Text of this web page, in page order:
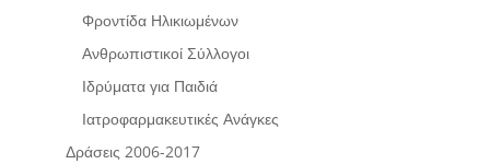
Φροντίδα Ηλικιωμένων
Ανθρωπιστικοί Σύλλογοι
Ιδρύματα για Παιδιά
Ιατροφαρμακευτικές Ανάγκες
Δράσεις 2006-2017